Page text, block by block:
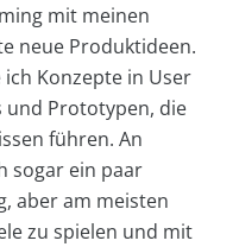
mit meinen
neue Produktideen.
Konzepte in User
und Prototypen, die
führen. An
sogar ein paar
aber am meisten
zu spielen und mit